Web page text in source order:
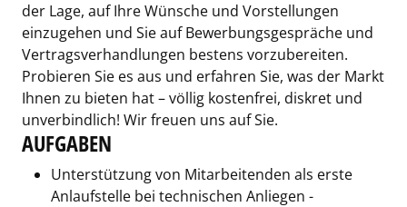
der Lage, auf Ihre Wünsche und Vorstellungen
einzugehen und Sie auf Bewerbungsgespräche und
Vertragsverhandlungen bestens vorzubereiten.
Probieren Sie es aus und erfahren Sie, was der Markt
Ihnen zu bieten hat – völlig kostenfrei, diskret und
unverbindlich! Wir freuen uns auf Sie.
AUFGABEN
Unterstützung von Mitarbeitenden als erste
Anlaufstelle bei technischen Anliegen -